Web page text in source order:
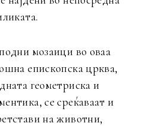
мозаици во оваа
епископска црква,
геометриска и
се среќаваат и
на животни,